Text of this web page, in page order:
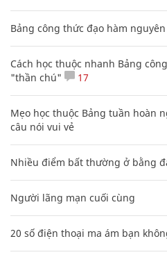
Bảng công thức đạo hàm
Cách học thuộc nhanh Bảng
"thần chú"
17
Mẹo học thuộc Bảng tuần hoàn
câu nói vui vẻ
Nhiều điểm bất thường ở bằng
Người lãng mạn cuối cùng
20 số điện thoại ma ám bạn